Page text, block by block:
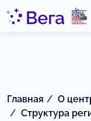
Главная
О
Структура